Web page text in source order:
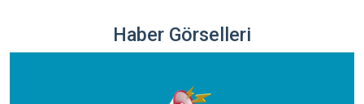
Haber Görselleri